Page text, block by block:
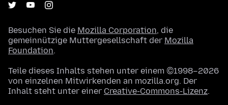
Besuchen Sie die Mozilla Corporation, die
gemeinnützige Muttergesellschaft der Mozilla
Foundation.
Teile dieses Inhalts stehen unter einem ©1998–2026
von einzelnen Mitwirkenden an mozilla.org. Der
Inhalt steht unter einer Creative-Commons-Lizenz.